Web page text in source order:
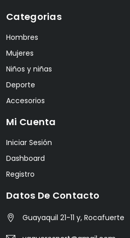
Categorias
Hombres
Mujeres
Niños y niñas
Deporte
Accesorios
Mi Cuenta
Iniciar Sesión
Dashboard
Registro
Datos De Contacto
Guayaquil 21-11 y, Rocafuerte